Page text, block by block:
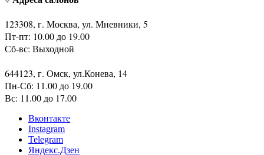
123308, г. Москва, ул. Мневники, 5
Пт-пт: 10.00 до 19.00
Сб-вс: Выходной
644123, г. Омск, ул.Конева, 14
Пн-Сб: 11.00 до 19.00
Вс: 11.00 до 17.00
Вконтакте
Instagram
Telegram
Яндекс.Дзен